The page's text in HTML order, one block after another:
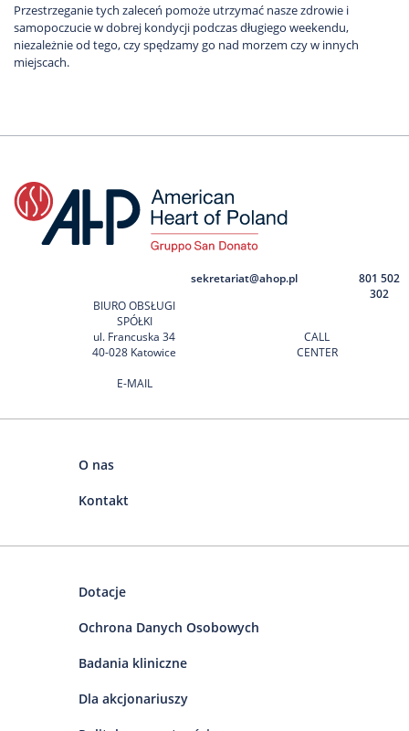
Przestrzeganie tych zaleceń pomoże utrzymać nasze zdrowie i
samopoczucie w dobrej kondycji podczas długiego weekendu,
niezależnie od tego, czy spędzamy go nad morzem czy w innych
miejscach.
BIURO OBSŁUGI
SPÓŁKI
ul. Francuska 34
40-028 Katowice
E-MAIL
sekretariat@ahop.pl
CALL
CENTER
801 502
302
O nas
Kontakt
Dotacje
Ochrona Danych Osobowych
Badania kliniczne
Dla akcjonariuszy